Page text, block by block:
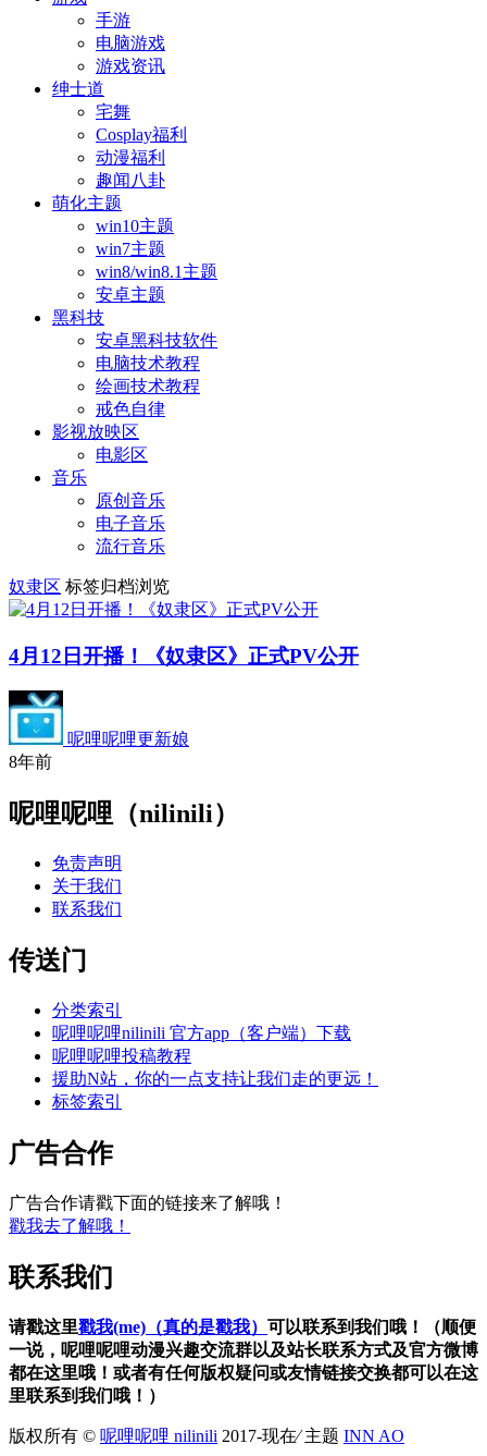
手游
电脑游戏
游戏资讯
绅士道
宅舞
Cosplay福利
动漫福利
趣闻八卦
萌化主题
win10主题
win7主题
win8/win8.1主题
安卓主题
黑科技
安卓黑科技软件
电脑技术教程
绘画技术教程
戒色自律
影视放映区
电影区
音乐
原创音乐
电子音乐
流行音乐
奴隶区 标签归档浏览
4月12日开播！《奴隶区》正式PV公开
呢哩呢哩更新娘
8年前
呢哩呢哩（nilinili）
免责声明
关于我们
联系我们
传送门
分类索引
呢哩呢哩nilinili 官方app（客户端）下载
呢哩呢哩投稿教程
援助N站，你的一点支持让我们走的更远！
标签索引
广告合作
广告合作请戳下面的链接来了解哦！
戳我去了解哦！
联系我们
请戳这里戳我(me)（真的是戳我） 可以联系到我们哦！（顺便
一说，呢哩呢哩动漫兴趣交流群以及站长联系方式及官方微博
都在这里哦！或者有任何版权疑问或友情链接交换都可以在这
里联系到我们哦！）
版权所有 © 呢哩呢哩 nilinili 2017-现在⁄ 主题 INN AO